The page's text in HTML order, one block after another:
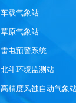
车载气象站
草原气象站
雷电预警系统
北斗环境监测站
高精度风蚀自动气象